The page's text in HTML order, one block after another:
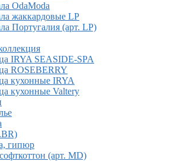
OdaModa
жаккардовые LP
Португалия (арт. LP)
IRYA SEASIDE-SPA
ROSEBERRY
кухонные IRYA
кухонные Valtery
гипюр
(арт. MD)